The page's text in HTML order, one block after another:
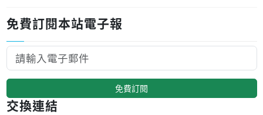
免費訂閱本站電子報
免費訂閱
交換連結